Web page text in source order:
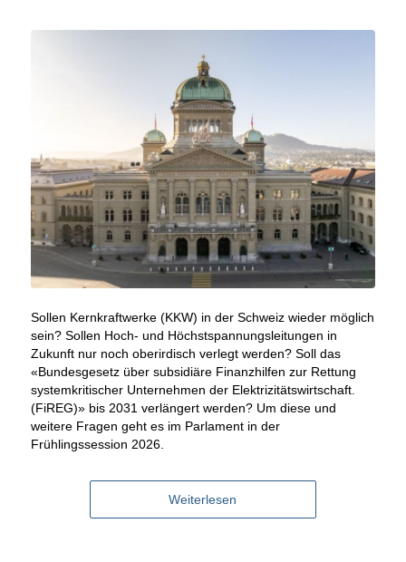
Sollen Kernkraftwerke (KKW) in der Schweiz wieder möglich
sein? Sollen Hoch- und Höchstspannungsleitungen in
Zukunft nur noch oberirdisch verlegt werden? Soll das
«Bundesgesetz über subsidiäre Finanzhilfen zur Rettung
systemkritischer Unternehmen der Elektrizitätswirtschaft.
(FiREG)» bis 2031 verlängert werden? Um diese und
weitere Fragen geht es im Parlament in der
Frühlingssession 2026.
Weiterlesen